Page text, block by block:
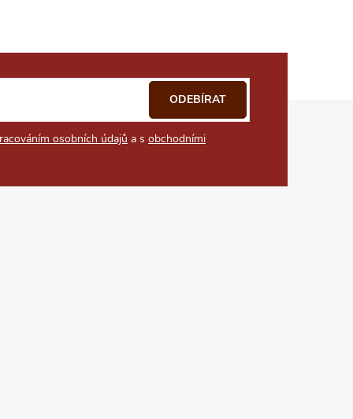
osobních údajů a s obchodními
ODEBÍRAT